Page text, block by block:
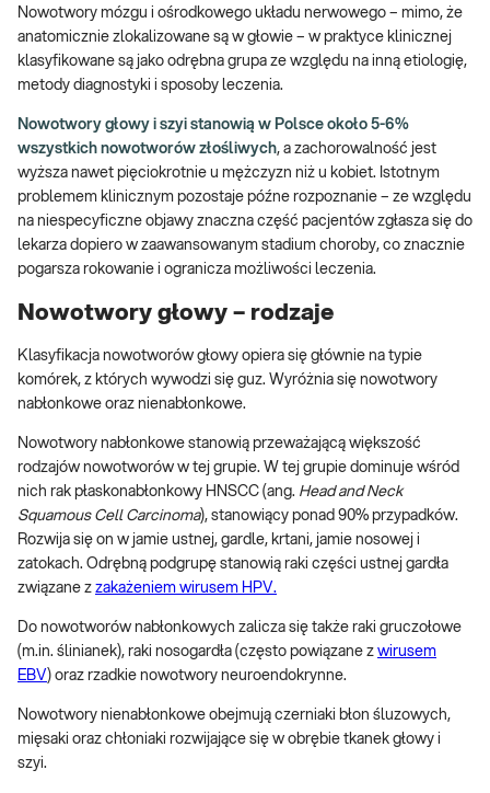
Nowotwory mózgu i ośrodkowego układu nerwowego – mimo, że
anatomicznie zlokalizowane są w głowie – w praktyce klinicznej
klasyfikowane są jako odrębna grupa ze względu na inną etiologię,
metody diagnostyki i sposoby leczenia.
Nowotwory głowy i szyi stanowią w Polsce około 5-6%
wszystkich nowotworów złośliwych, a zachorowalność jest
wyższa nawet pięciokrotnie u mężczyzn niż u kobiet. Istotnym
problemem klinicznym pozostaje późne rozpoznanie – ze względu
na niespecyficzne objawy znaczna część pacjentów zgłasza się do
lekarza dopiero w zaawansowanym stadium choroby, co znacznie
pogarsza rokowanie i ogranicza możliwości leczenia.
Nowotwory głowy – rodzaje
Klasyfikacja nowotworów głowy opiera się głównie na typie
komórek, z których wywodzi się guz. Wyróżnia się nowotwory
nabłonkowe oraz nienabłonkowe.
Nowotwory nabłonkowe stanowią przeważającą większość
rodzajów nowotworów w tej grupie. W tej grupie dominuje wśród
nich rak płaskonabłonkowy HNSCC (ang. Head and Neck
Squamous Cell Carcinoma), stanowiący ponad 90% przypadków.
Rozwija się on w jamie ustnej, gardle, krtani, jamie nosowej i
zatokach. Odrębną podgrupę stanowią raki części ustnej gardła
związane z zakażeniem wirusem HPV.
Do nowotworów nabłonkowych zalicza się także raki gruczołowe
(m.in. ślinianek), raki nosogardła (często powiązane z wirusem
EBV) oraz rzadkie nowotwory neuroendokrynne.
Nowotwory nienabłonkowe obejmują czerniaki błon śluzowych,
mięsaki oraz chłoniaki rozwijające się w obrębie tkanek głowy i
szyi.